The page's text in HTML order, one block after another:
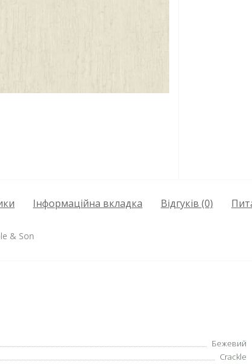
Інформаційна вкладка Відгуків (0)
& Son
Бежевий
Crackle